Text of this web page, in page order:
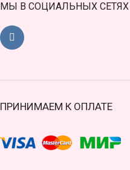
МЫ В СОЦИАЛЬНЫХ СЕТЯХ
ПРИНИМАЕМ К ОПЛАТЕ